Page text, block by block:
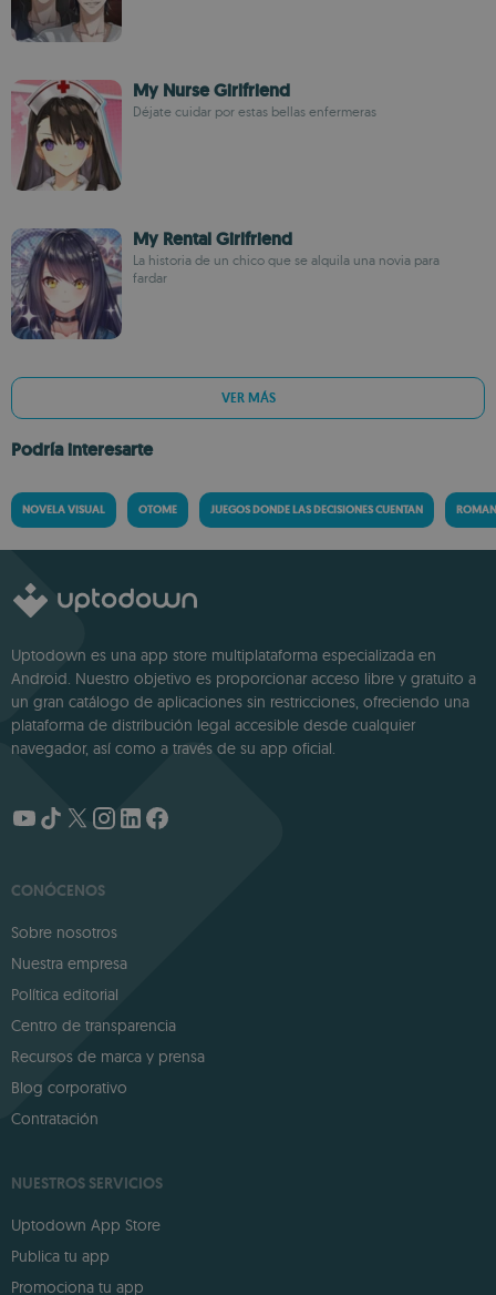
My Nurse Girlfriend
Déjate cuidar por estas bellas enfermeras
My Rental Girlfriend
La historia de un chico que se alquila una novia para
fardar
VER MÁS
Podría interesarte
NOVELA VISUAL OTOME JUEGOS DONDE LAS DECISIONES CUENTAN
Uptodown es una app store multiplataforma especializada en
Android. Nuestro objetivo es proporcionar acceso libre y gratuito a
un gran catálogo de aplicaciones sin restricciones, ofreciendo una
plataforma de distribución legal accesible desde cualquier
navegador, así como a través de su app oficial.
CONÓCENOS
Sobre nosotros
Nuestra empresa
Política editorial
Centro de transparencia
Recursos de marca y prensa
Blog corporativo
Contratación
NUESTROS SERVICIOS
Uptodown App Store
Publica tu app
Promociona tu app